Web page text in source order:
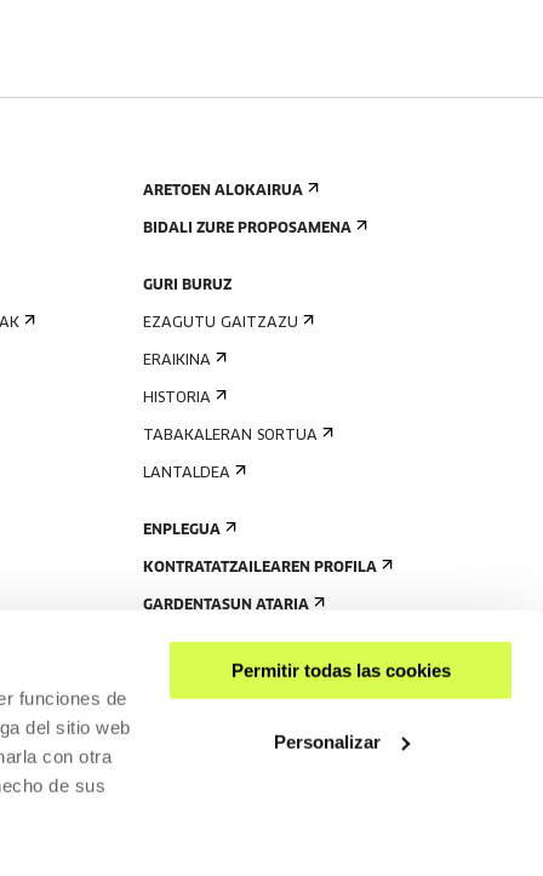
funciones de
del sitio web
con otra
de sus
Permitir todas las cookies
Personalizar
ARETOEN ALOKAIRUA
BIDALI ZURE PROPOSAMENA
GURI BURUZ
EZAGUTU GAITZAZU
ERAIKINA
HISTORIA
TABAKALERAN SORTUA
LANTALDEA
ENPLEGUA
KONTRATATZAILEAREN PROFILA
GARDENTASUN ATARIA